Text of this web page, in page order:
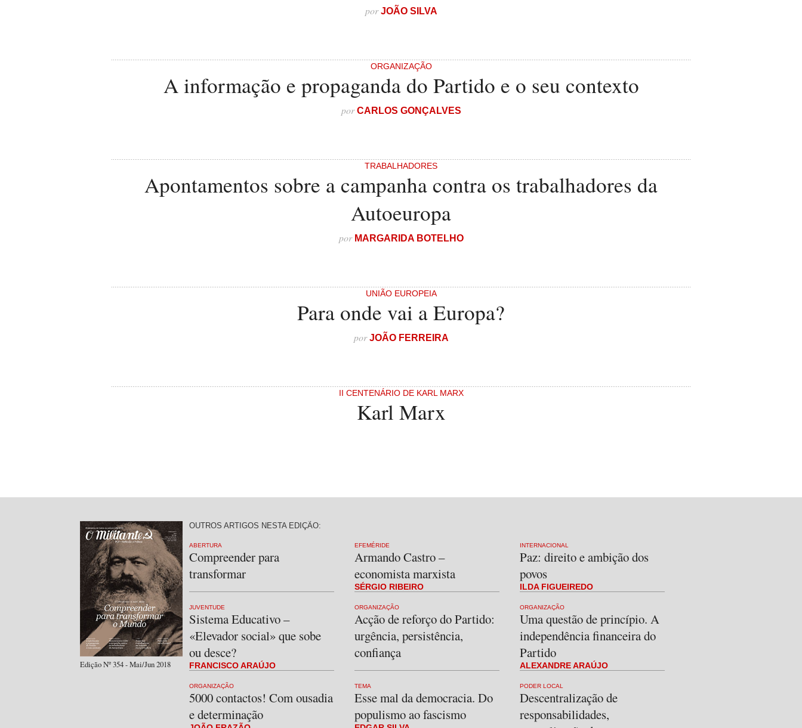
porJOÃO SILVA
ORGANIZAÇÃO
A informação e propaganda do Partido e o seu contexto
porCARLOS GONÇALVES
TRABALHADORES
Apontamentos sobre a campanha contra os trabalhadores da
Autoeuropa
por MARGARIDA BOTELHO
UNIÃO EUROPEIA
Para onde vai a Europa?
porJOÃO FERREIRA
II CENTENÁRIO DE KARL MARX
Karl Marx
Edição Nº 354 - Mai/Jun 2018
OUTROS ARTIGOS NESTA EDIÇÃO:
ABERTURA
Compreender para
transformar
EFEMÉRIDE
Armando Castro –
economista marxista
SÉRGIO RIBEIRO
INTERNACIONAL
Paz: direito e ambição dos
povos
ILDA FIGUEIREDO
JUVENTUDE
Sistema Educativo –
«Elevador social» que sobe
ou desce?
FRANCISCO ARAÚJO
ORGANIZAÇÃO
Acção de reforço do Partido:
urgência, persistência,
confiança
ORGANIZAÇÃO
Uma questão de princípio. A
independência financeira do
Partido
ALEXANDRE ARAÚJO
ORGANIZAÇÃO
5000 contactos! Com ousadia
e determinação
TEMA
Esse mal da democracia. Do
populismo ao fascismo
PODER LOCAL
Descentralização de
responsabilidades,